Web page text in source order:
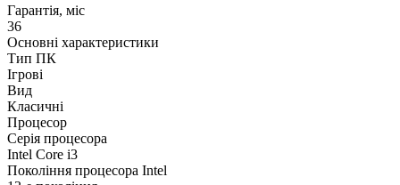
Гарантія, міс
36
Основні характеристики
Тип ПК
Ігрові
Вид
Класичні
Процесор
Серія процесора
Intel Core i3
Покоління процесора Intel